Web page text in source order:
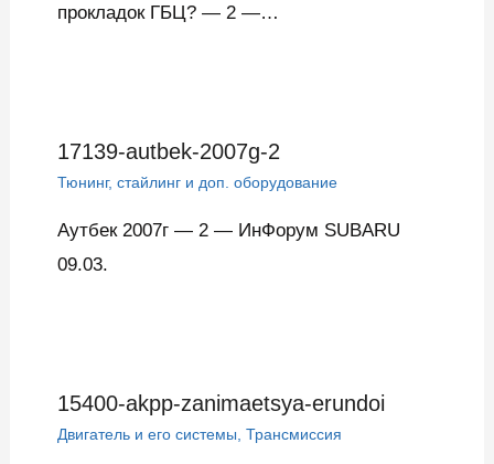
прокладок ГБЦ? — 2 —…
17139-autbek-2007g-2
Тюнинг, стайлинг и доп. оборудование
Аутбек 2007г — 2 — ИнФорум SUBARU
09.03.
15400-akpp-zanimaetsya-erundoi
Двигатель и его системы Трансмиссия